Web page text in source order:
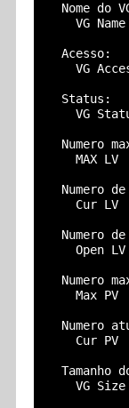
Nome do
VG
  Acesso:
VG
  Status:
VG
Numero
MAX LV
Numero de
Cur LV
Numero de
Open
Numero
Max PV
Numero
Cur PV
Tamanho
VG